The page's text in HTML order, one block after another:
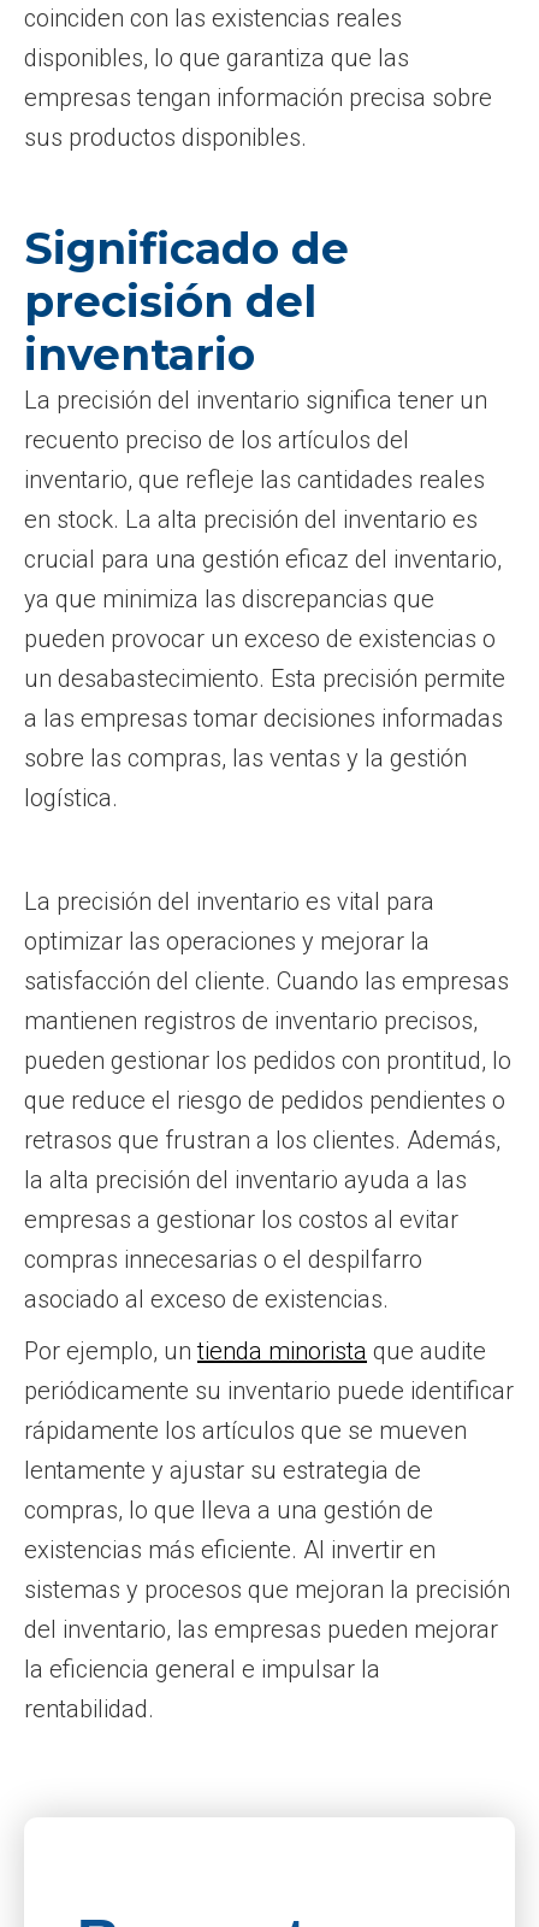
coinciden con las existencias reales
disponibles, lo que garantiza que las
empresas tengan información precisa sobre
sus productos disponibles.
Significado de
precisión del
inventario
La precisión del inventario significa tener un
recuento preciso de los artículos del
inventario, que refleje las cantidades reales
en stock. La alta precisión del inventario es
crucial para una gestión eficaz del inventario,
ya que minimiza las discrepancias que
pueden provocar un exceso de existencias o
un desabastecimiento. Esta precisión permite
a las empresas tomar decisiones informadas
sobre las compras, las ventas y la gestión
logística.
La precisión del inventario es vital para
optimizar las operaciones y mejorar la
satisfacción del cliente. Cuando las empresas
mantienen registros de inventario precisos,
pueden gestionar los pedidos con prontitud, lo
que reduce el riesgo de pedidos pendientes o
retrasos que frustran a los clientes. Además,
la alta precisión del inventario ayuda a las
empresas a gestionar los costos al evitar
compras innecesarias o el despilfarro
asociado al exceso de existencias.
Por ejemplo, untienda minorista que audite
periódicamente su inventario puede identificar
rápidamente los artículos que se mueven
lentamente y ajustar su estrategia de
compras, lo que lleva a una gestión de
existencias más eficiente. Al invertir en
sistemas y procesos que mejoran la precisión
del inventario, las empresas pueden mejorar
la eficiencia general e impulsar la
rentabilidad.